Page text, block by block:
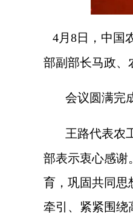
4月8日，中国
部副部长马政、
会议圆满完
王路代表农
部表示衷心感谢
育，巩固共同思
牵引、紧紧围绕